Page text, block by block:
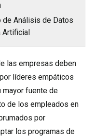
de Análisis de Datos
Artificial
las empresas deben
líderes empáticos
mayor fuente de
de los empleados en
por
los programas de